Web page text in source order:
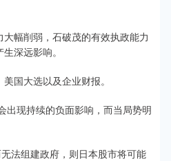
幅削弱，石破茂的有效执政能力
深远影响。
国大选以及企业财报。
现持续的负面影响，而当局势明
法组建政府，则日本股市将可能